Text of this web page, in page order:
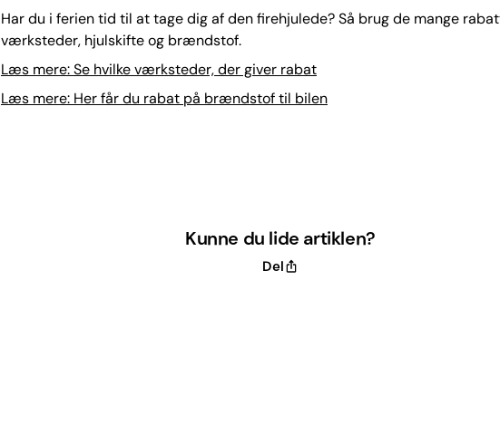
Har du i ferien tid til at tage dig af den firehjulede? Så brug de mange
værksteder, hjulskifte og brændstof.
Læs mere: Se hvilke værksteder, der giver rabat
Læs mere: Her får du rabat på brændstof til bilen
Kunne du lide artiklen?
Del